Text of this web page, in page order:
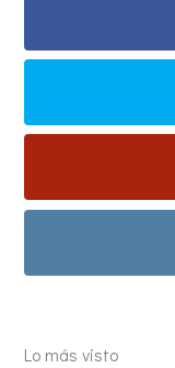
Lo más visto